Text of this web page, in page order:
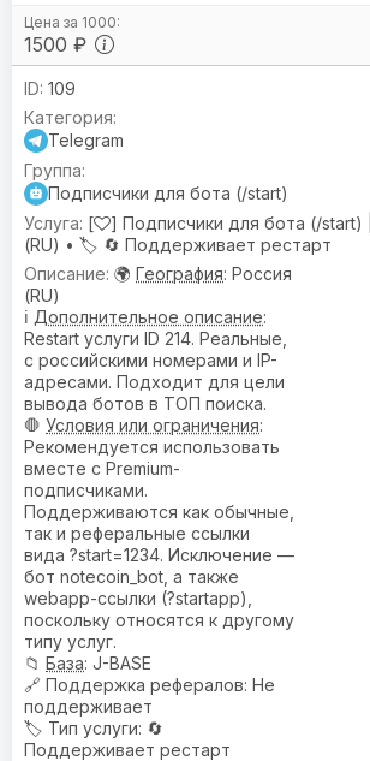
1500 ₽
109
Telegram
Подписчики для бота (/start)
[
] Подписчики для бота (/start) |
(RU) • 🏷️ 🔄 Поддерживает рестарт
🌍 География: Россия
(RU)
ℹ️ Дополнительное описание:
Restart услуги ID 214. Реальные,
с российскими номерами и IP-
адресами. Подходит для цели
вывода ботов в ТОП поиска.
🛑 Условия или ограничения:
Рекомендуется использовать
вместе с Premium-
подписчиками.
Поддерживаются как обычные,
так и реферальные ссылки
вида ?start=1234. Исключение —
бот notecoin_bot, а также
webapp-ссылки (?startapp),
поскольку относятся к другому
типу услуг.
📁 База: J-BASE
🔗 Поддержка рефералов: Не
поддерживает
🏷️ Тип услуги: 🔄
Поддерживает рестарт